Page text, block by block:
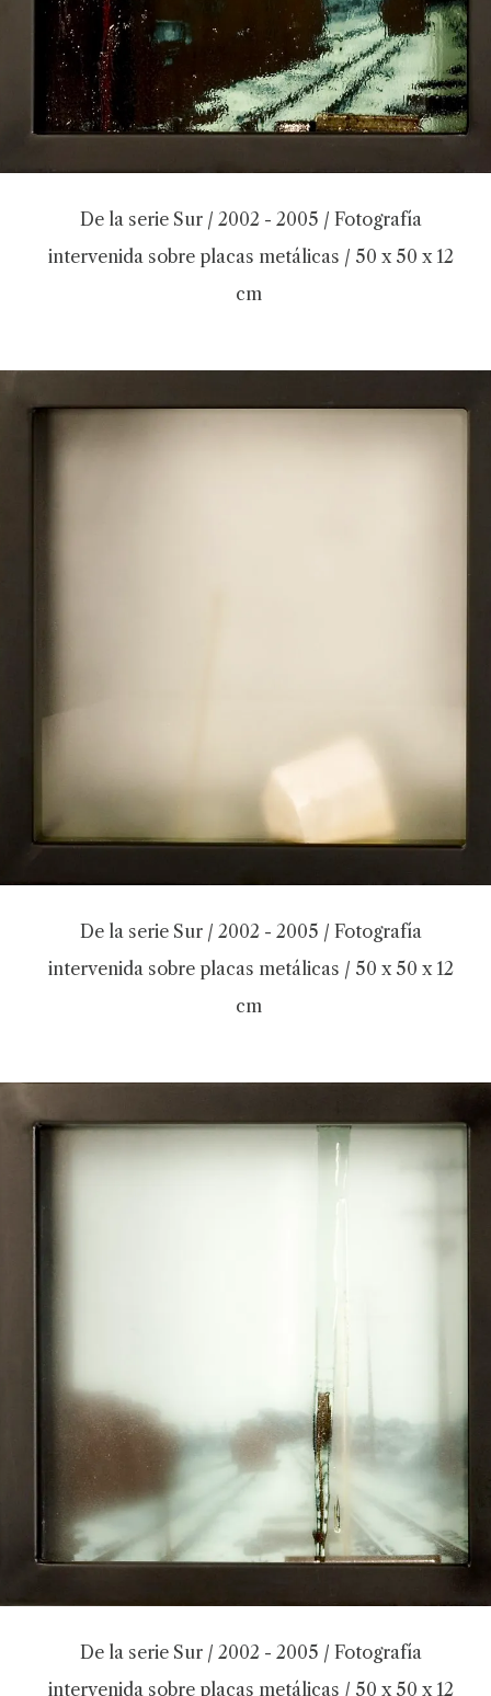
De la serie Sur / 2002 - 2005 / Fotografía
intervenida sobre placas metálicas / 50 x 50 x 12
cm
De la serie Sur / 2002 - 2005 / Fotografía
intervenida sobre placas metálicas / 50 x 50 x 12
cm
De la serie Sur / 2002 - 2005 / Fotografía
intervenida sobre placas metálicas / 50 x 50 x 12